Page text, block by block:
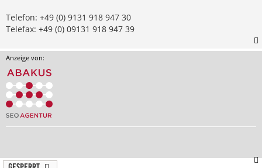
Telefon: +49 (0) 9131 918 947 30
Telefax: +49 (0) 09131 918 947 39
Anzeige von: